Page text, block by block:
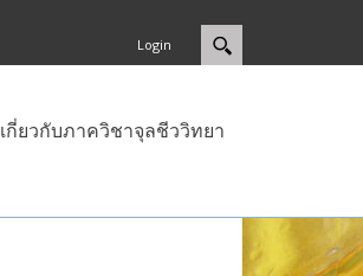
Login
เกี่ยวกับภาควิชาจุลชีววิทยา